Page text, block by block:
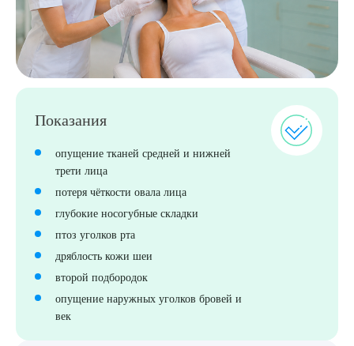
Показания
опущение тканей средней и нижней
трети лица
потеря чёткости овала лица
глубокие носогубные складки
птоз уголков рта
дряблость кожи шеи
второй подбородок
опущение наружных уголков бровей и
век
ОТПРАВИТЬ
Я даю согласие наобработку персональных данных
Выберите сопутствующую услугу